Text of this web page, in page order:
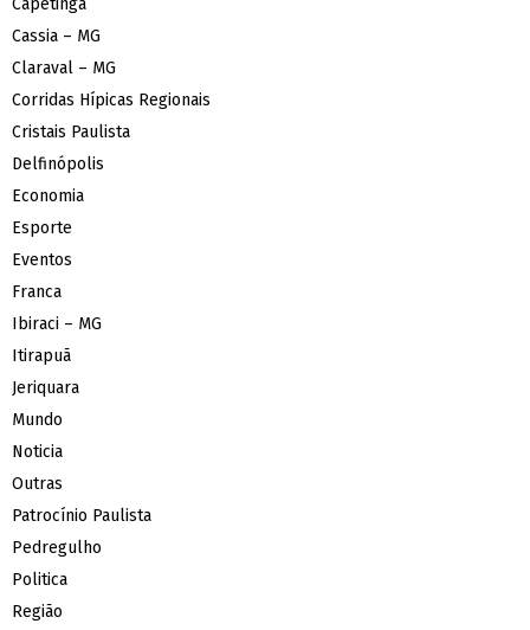
Capetinga
Cassia – MG
Claraval – MG
Corridas Hípicas Regionais
Cristais Paulista
Delfinópolis
Economia
Esporte
Eventos
Franca
Ibiraci – MG
Itirapuã
Jeriquara
Mundo
Noticia
Outras
Patrocínio Paulista
Pedregulho
Politica
Região